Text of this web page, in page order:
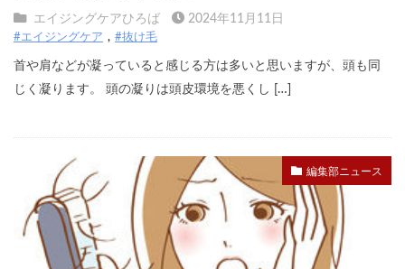
エイジングケアひろば 2024年11月11日
#エイジングケア #抜け毛
首や肩などが凝っていると感じる方は多いと思いますが、頭も同
じく凝ります。 頭の凝りは頭皮環境を悪くし […]
編集部ニュース